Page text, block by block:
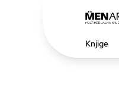
Knjige